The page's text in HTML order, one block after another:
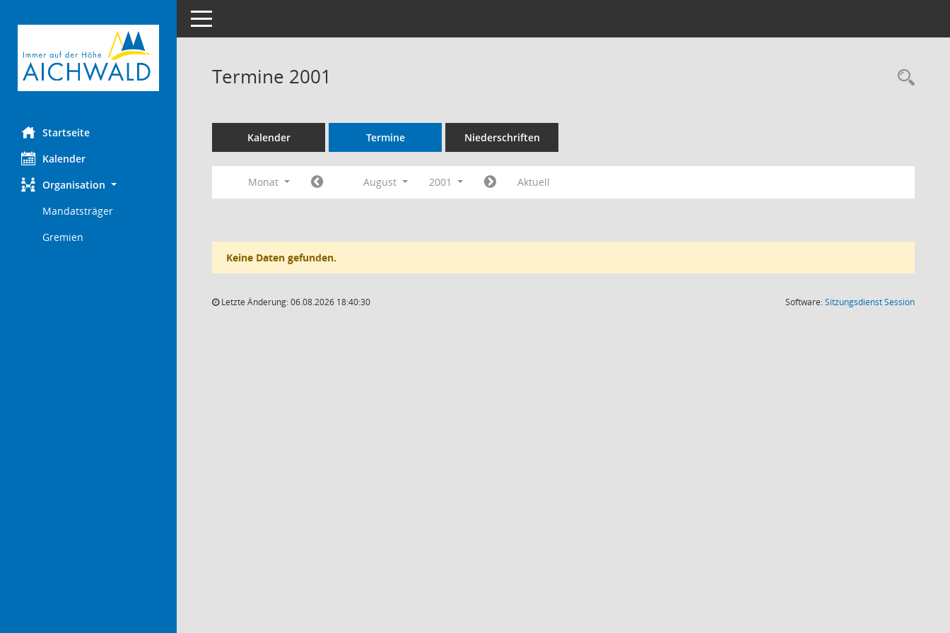
Startseite
Kalender
Organisation
Mandatsträger
Gremien
Toggle navigation
Termine 2001
Kalender Termine Niederschriften
Monat August 2001 Aktuell
Keine Daten gefunden.
Letzte Änderung: 06.08.2026 18:40:30 Software:SitzungsdienstSession(Wird in